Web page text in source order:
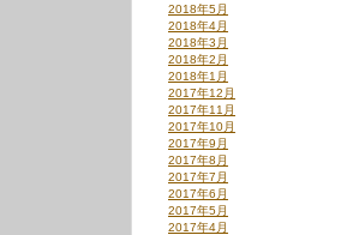
2018年5月
2018年4月
2018年3月
2018年2月
2018年1月
2017年12月
2017年11月
2017年10月
2017年9月
2017年8月
2017年7月
2017年6月
2017年5月
2017年4月